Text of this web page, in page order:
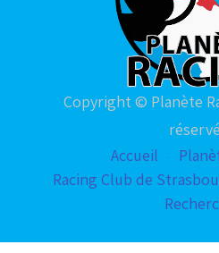
Copyright © Planète
Accueil
Racing Club de